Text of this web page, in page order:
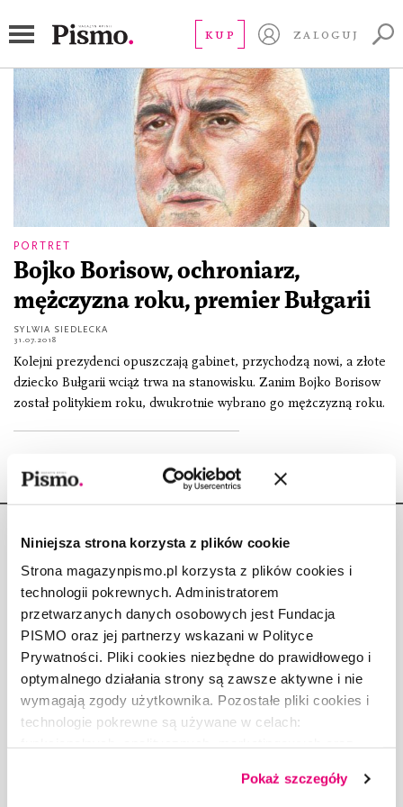
Niniejsza strona korzysta z plików cookie
Strona magazynpismo.pl korzysta z plików cookies i
technologii pokrewnych. Administratorem
przetwarzanych danych osobowych jest Fundacja
PISMO oraz jej partnerzy wskazani w Polityce
Prywatności. Pliki cookies niezbędne do prawidłowego i
optymalnego działania strony są zawsze aktywne i nie
wymagają zgody użytkownika. Pozostałe pliki cookies i
technologie pokrewne są używane w celach:
dobrowolną zgodę na pliki cookies i technologie
Pokaż szczegóły
KUP ZALOGUJ
PORTRET
Bojko Borisow, ochroniarz,
mężczyzna roku, premier Bułgarii
SYLWIA SIEDLECKA
31.07.2018
Kolejni prezydenci opuszczają gabinet, przychodzą nowi, a złote
dziecko Bułgarii wciąż trwa na stanowisku. Zanim Bojko Borisow
został politykiem roku, dwukrotnie wybrano go mężczyzną roku.
Copyright © Fundacja Pismo
O „PIŚMIE”